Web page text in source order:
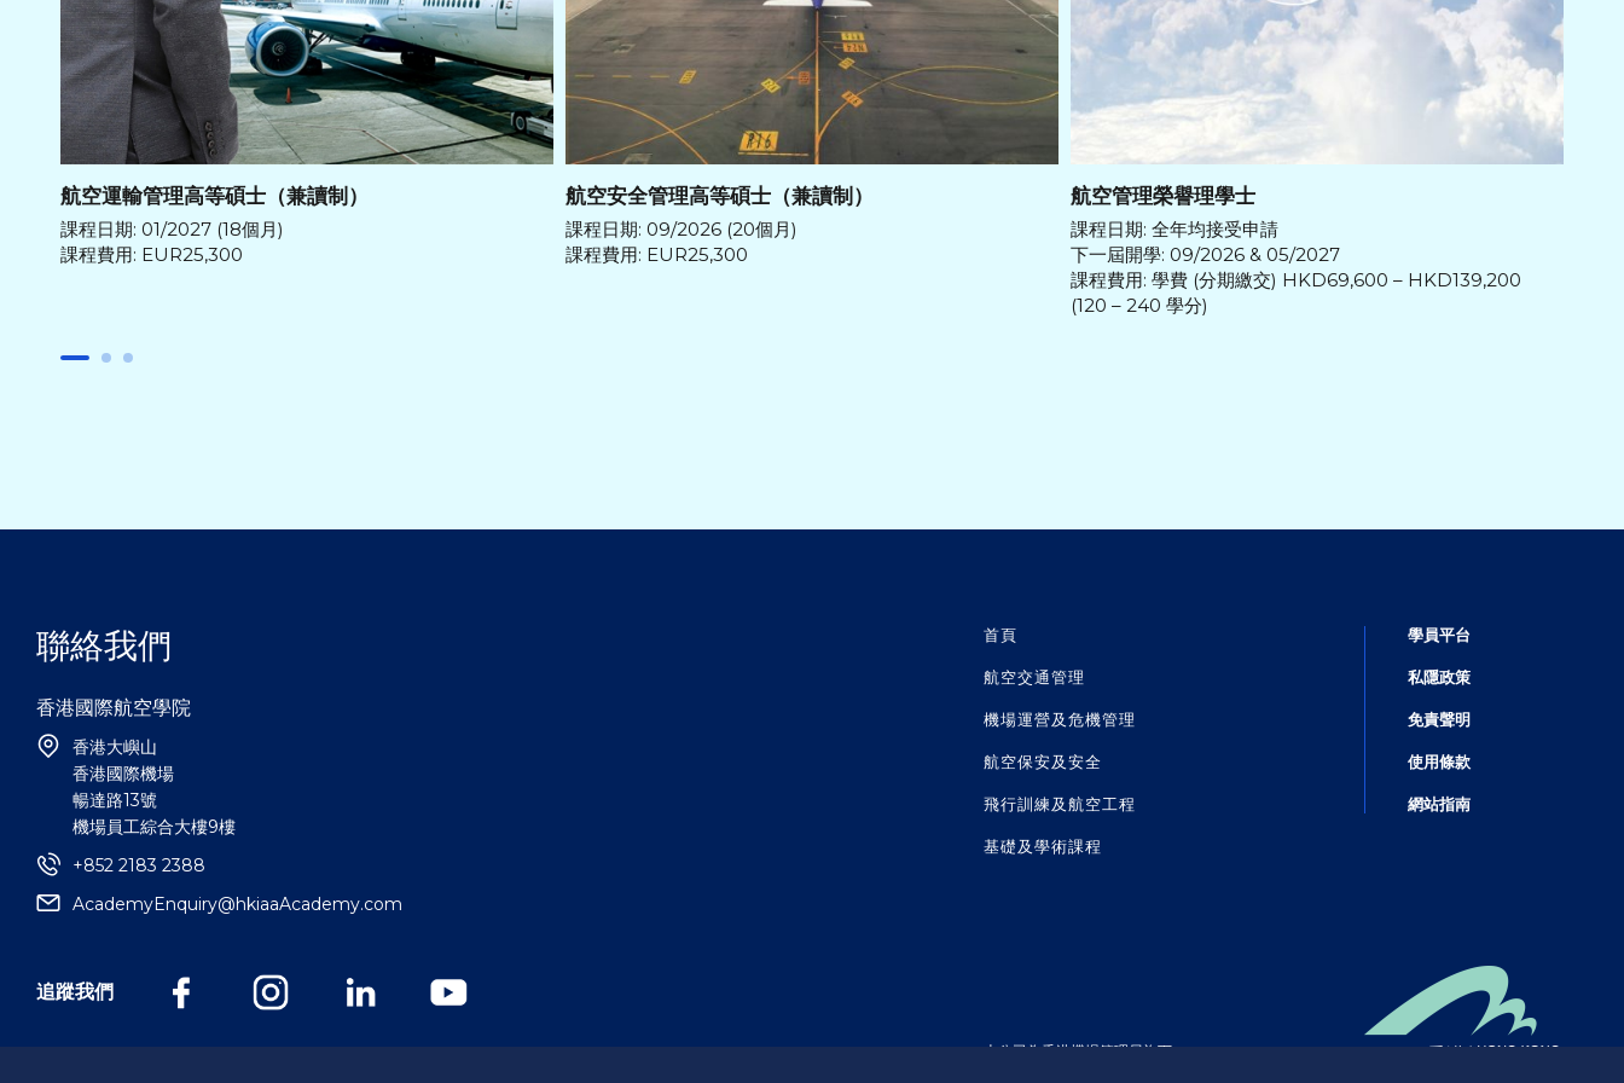
航空運輸管理高等碩士（兼讀制）
課程日期: 01/2027 (18個月)
課程費用: EUR25,300
航空安全管理高等碩士（兼讀制）
課程日期: 09/2026 (20個月)
課程費用: EUR25,300
航空管理榮譽理學士
課程日期: 全年均接受申請
下一屆開學: 09/2026 & 05/2027
課程費用: 學費 (分期繳交) HKD69,600 – HKD139,200
(120 – 240 學分)
學員平台
私隱政策
免責聲明
使用條款
網站指南
首頁
航空交通管理
機場運營及危機管理
航空保安及安全
飛行訓練及航空工程
基礎及學術課程
聯絡我們
香港國際航空學院
香港大嶼山
香港國際機場
暢達路13號
機場員工綜合大樓9樓
+852 2183 2388
AcademyEnquiry@hkiaaAcademy.com
本公司為 香港機場管理局旗下
追蹤我們